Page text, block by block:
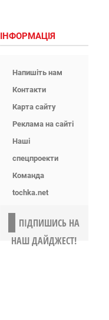
ІНФОРМАЦІЯ
Напишіть нам
Контакти
Карта сайту
Реклама на сайті
Наші
спецпроекти
Команда
tochka.net
ПІДПИШИСЬ НА
НАШ ДАЙДЖЕСТ!